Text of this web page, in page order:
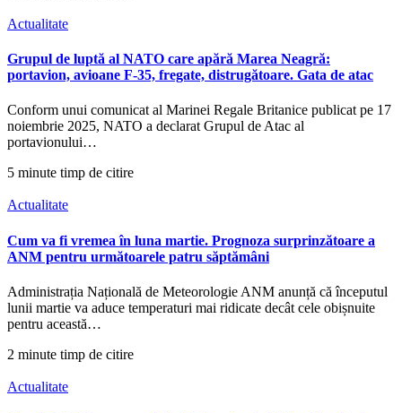
Actualitate
Grupul de luptă al NATO care apără Marea Neagră:
portavion, avioane F-35, fregate, distrugătoare. Gata de atac
Conform unui comunicat al Marinei Regale Britanice publicat pe 17
noiembrie 2025, NATO a declarat Grupul de Atac al
portavionului…
5 minute timp de citire
Actualitate
Cum va fi vremea în luna martie. Prognoza surprinzătoare a
ANM pentru următoarele patru săptămâni
Administrația Națională de Meteorologie ANM anunță că începutul
lunii martie va aduce temperaturi mai ridicate decât cele obișnuite
pentru această…
2 minute timp de citire
Actualitate